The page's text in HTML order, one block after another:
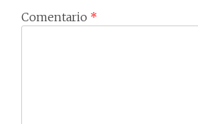
Comentario *